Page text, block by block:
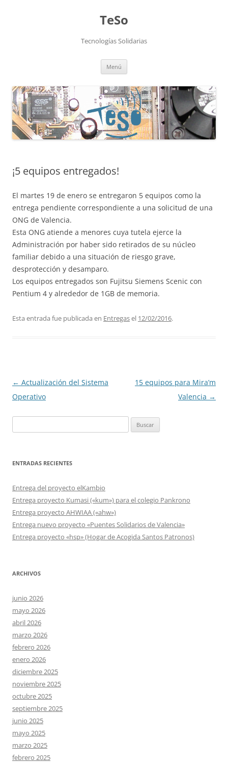
TeSo
Tecnologías Solidarias
Menú
¡5 equipos entregados!
El martes 19 de enero se entregaron 5 equipos como la
entrega pendiente correspondiente a una solicitud de una
ONG de Valencia.
Esta ONG atiende a menores cuya tutela ejerce la
Administración por haber sido retirados de su núcleo
familiar debido a una situación de riesgo grave,
desprotección y desamparo.
Los equipos entregados son Fujitsu Siemens Scenic con
Pentium 4 y alrededor de 1GB de memoria.
Esta entrada fue publicada en Entregasel 12/02/2016.
Navegación
de
← Actualización del Sistema
Operativo
15 equipos para Mira’m
Valencia →
ENTRADAS RECIENTES
Entrega del proyecto elKambio
Entrega proyecto Kumasi («kum») para el colegio Pankrono
Entrega proyecto AHWIAA («ahw»)
Entrega nuevo proyecto «Puentes Solidarios de Valencia»
Entrega proyecto «hsp» (Hogar de Acogida Santos Patronos)
ARCHIVOS
junio 2026
mayo 2026
abril 2026
marzo 2026
febrero 2026
enero 2026
diciembre 2025
noviembre 2025
octubre 2025
septiembre 2025
junio 2025
mayo 2025
marzo 2025
febrero 2025